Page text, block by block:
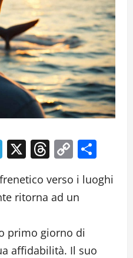
Telegram
X Threads
Copy
verso i luoghi
ritorna ad un
primo giorno di
affidabilità. Il suo